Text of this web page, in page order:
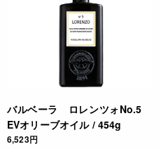
バルベーラ ロレンツォNo.5
EVオリーブオイル / 454g
6,523円